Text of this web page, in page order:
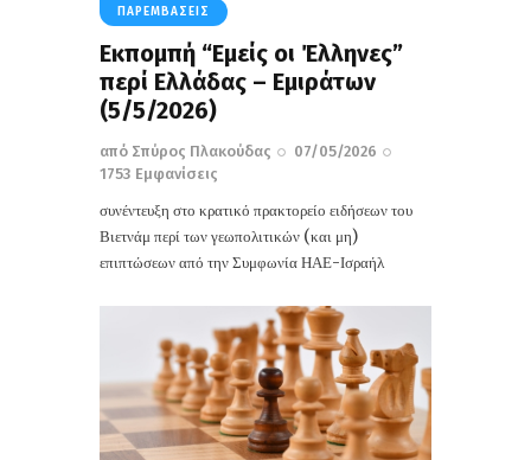
ΠΑΡΕΜΒΆΣΕΙΣ
Eκπομπή “Εμείς οι Έλληνες”
περί Ελλάδας – Εμιράτων
(5/5/2026)
από Σπύρος Πλακούδας
07/05/2026
1753 Εμφανίσεις
συνέντευξη στο κρατικό πρακτορείο ειδήσεων του
Βιετνάμ περί των γεωπολιτικών (και μη)
επιπτώσεων από την Συμφωνία ΗΑΕ-Ισραήλ